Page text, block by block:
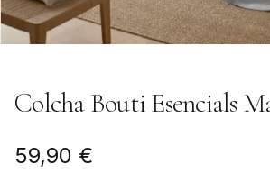
Colcha Bouti Esencials
59,90 €